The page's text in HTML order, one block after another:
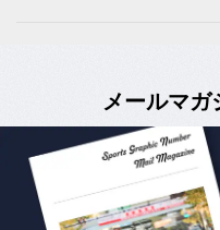
メールマガ